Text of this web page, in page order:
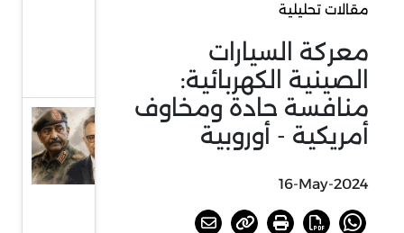
مقالات تحليلية
معركة السيارات
الصينية الكهربائية:
منافسة حادة ومخاوف
أمريكية - أوروبية
16-May-2024
السودان